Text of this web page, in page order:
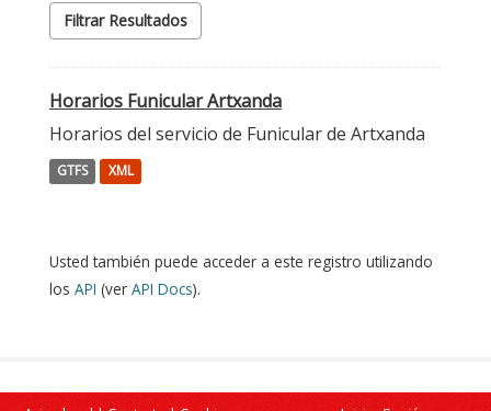
Filtrar Resultados
Horarios Funicular Artxanda
Horarios del servicio de Funicular de Artxanda
GTFS XML
Usted también puede acceder a este registro utilizando
los API (ver API Docs).